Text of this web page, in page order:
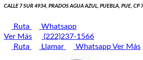
CALLE 7 SUR 4934, PRADOS AGUA AZUL, PUEBLA, PUE, CP
Ruta
Whatsapp
Ver Más
(222)237-1566
Ruta
Llamar WhatsappVer Más